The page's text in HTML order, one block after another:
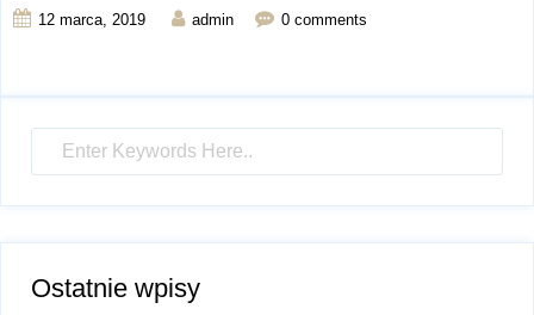
12 marca, 2019 admin 0 comments
Ostatnie wpisy